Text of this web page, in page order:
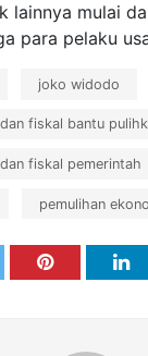
lainnya mulai
para pelaku
joko widodo
fiskal bantu
fiskal pemerintah
pemulihan